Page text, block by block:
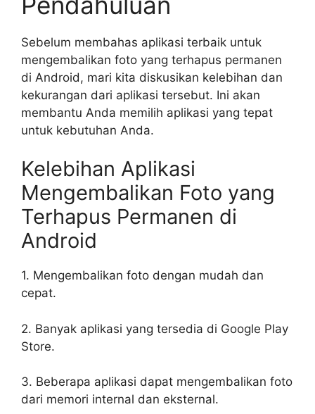
Sebelum membahas aplikasi terbaik untuk
mengembalikan foto yang terhapus permanen
di Android, mari kita diskusikan kelebihan dan
kekurangan dari aplikasi tersebut. Ini akan
membantu Anda memilih aplikasi yang tepat
untuk kebutuhan Anda.
Kelebihan Aplikasi
Mengembalikan Foto yang
Terhapus Permanen di
Android
1. Mengembalikan foto dengan mudah dan
cepat.
2. Banyak aplikasi yang tersedia di Google Play
Store.
3. Beberapa aplikasi dapat mengembalikan foto
dari memori internal dan eksternal.